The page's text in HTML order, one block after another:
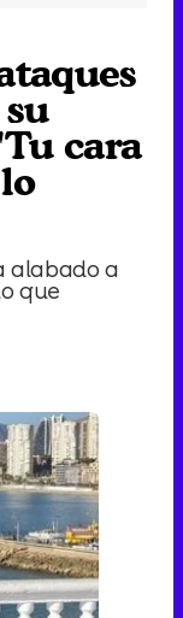
cara
alabado a
que